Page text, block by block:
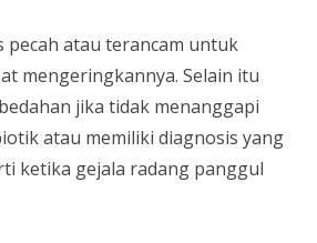
pecah atau terancam untuk
mengeringkannya. Selain itu
jika tidak menanggapi
atau memiliki diagnosis yang
ketika gejala radang panggul